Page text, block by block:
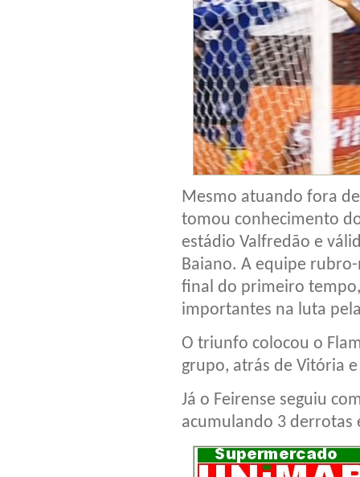
Mesmo atuando fora
tomou conhecimento
estádio Valfredão e
Baiano. A equipe
final do primeiro
importantes na luta
O triunfo colocou o
grupo, atrás de Vitória
Já o Feirense seguiu
acumulando 3 derrotas